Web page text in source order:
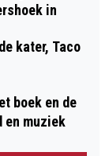
in
kater, Taco
boek en de
en muziek